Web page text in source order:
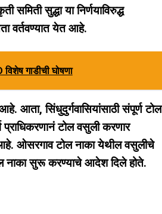
सुद्धा या निर्णयाविरुद्ध
वर्तवण्यात येत आहे.
गाडीची घोषणा
आता, सिंधुदुर्गवासियांसाठी संपूर्ण टोल
प्राधिकरणानं टोल वसुली करणार
ओसरगाव टोल नाका येथील वसुलीचे
नाका सुरू करण्याचे आदेश दिले होते.